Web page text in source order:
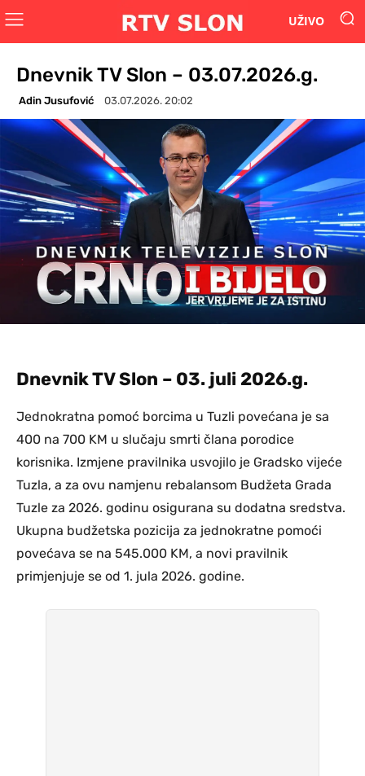
UŽIVO
Dnevnik TV Slon – 03.07.2026.g.
Adin Jusufović 03.07.2026. 20:02
Dnevnik TV Slon – 03. juli 2026.g.
Jednokratna pomoć borcima u Tuzli povećana je sa
400 na 700 KM u slučaju smrti člana porodice
korisnika. Izmjene pravilnika usvojilo je Gradsko vijeće
Tuzla, a za ovu namjenu rebalansom Budžeta Grada
Tuzle za 2026. godinu osigurana su dodatna sredstva.
Ukupna budžetska pozicija za jednokratne pomoći
povećava se na 545.000 KM, a novi pravilnik
primjenjuje se od 1. jula 2026. godine.